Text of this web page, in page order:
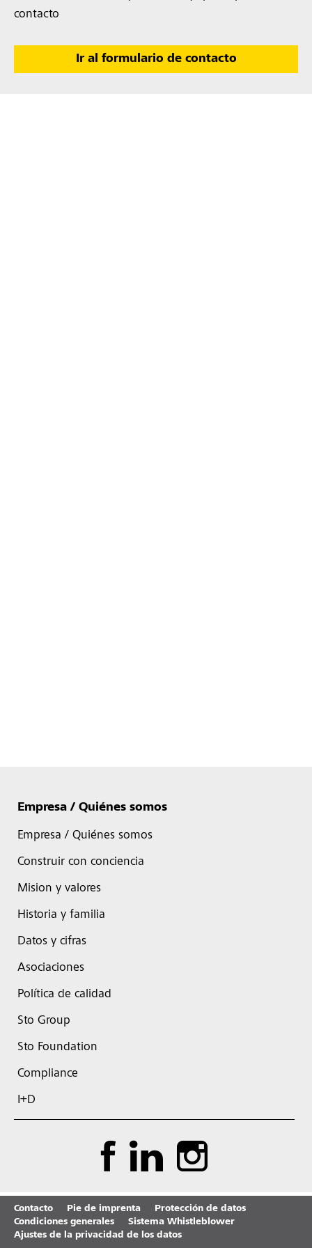
contacto
Ir al formulario de contacto
Empresa / Quiénes somos
Empresa / Quiénes somos
Construir con conciencia
Mision y valores
Historia y familia
Datos y cifras
Asociaciones
Política de calidad
Sto Group
Sto Foundation
Compliance
I+D
Contacto Pie de imprenta
Protección de datos
Condiciones generales
Sistema Whistleblower
Ajustes de la privacidad de los datos